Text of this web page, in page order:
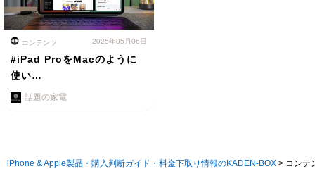
コンテンツ 2025年05月06日
#iPad ProをMacのように
使い…
話題の家電
iPhone & Apple製品・購入判断ガイド・料金下取り情報のKADEN-BOX > コンテ